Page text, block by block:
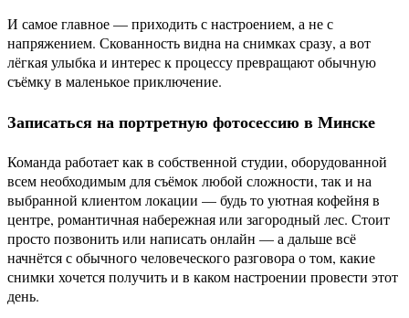
И самое главное — приходить с настроением, а не с
напряжением. Скованность видна на снимках сразу, а вот
лёгкая улыбка и интерес к процессу превращают обычную
съёмку в маленькое приключение.
Записаться на портретную фотосессию в Минске
Команда работает как в собственной студии, оборудованной
всем необходимым для съёмок любой сложности, так и на
выбранной клиентом локации — будь то уютная кофейня в
центре, романтичная набережная или загородный лес. Стоит
просто позвонить или написать онлайн — а дальше всё
начнётся с обычного человеческого разговора о том, какие
снимки хочется получить и в каком настроении провести этот
день.